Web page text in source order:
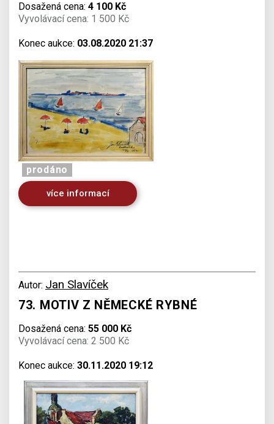
Dosažená cena: 4 100 Kč
Vyvolávací cena: 1 500 Kč
Konec aukce: 03.08.2020 21:37
prodáno
více informací
Autor: Jan Slavíček
73. MOTIV Z NĚMECKÉ RYBNÉ
Dosažená cena: 55 000 Kč
Vyvolávací cena: 2 500 Kč
Konec aukce: 30.11.2020 19:12